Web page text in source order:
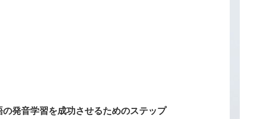
の発音学習を成功させるためのステップ